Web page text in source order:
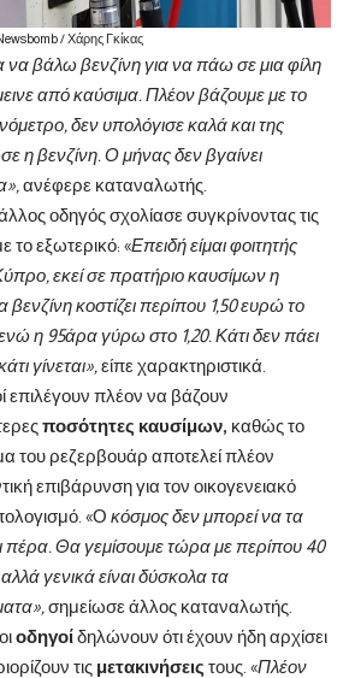
/ Χάρης Γκίκας
βάλω βενζίνη για να πάω σε μια φίλη
από καύσιμα. Πλέον βάζουμε με το
δεν υπολόγισε καλά και της
η βενζίνη. Ο μήνας δεν βγαίνει
ανέφερε καταναλωτής.
οδηγός σχολίασε συγκρίνοντας τις
το εξωτερικό: «Επειδή είμαι φοιτητής
εκεί σε πρατήριο καυσίμων η
βενζίνη κοστίζει περίπου 1,50 ευρώ το
ενώ η 95άρα γύρω στο 1,20. Κάτι δεν πάει
γίνεται»,είπε χαρακτηριστικά.
επιλέγουν πλέον να βάζουν
ποσότητες καυσίμων, καθώς το
του ρεζερβουάρ αποτελεί πλέον
επιβάρυνση για τον οικογενειακό
«Ο κόσμος δεν μπορεί να τα
πέρα. Θα γεμίσουμε τώρα με περίπου 40
γενικά είναι δύσκολα τα
σημείωσε άλλος καταναλωτής.
οδηγοίδηλώνουν ότι έχουν ήδη αρχίσει
τις μετακινήσεις τους. «Πλέον